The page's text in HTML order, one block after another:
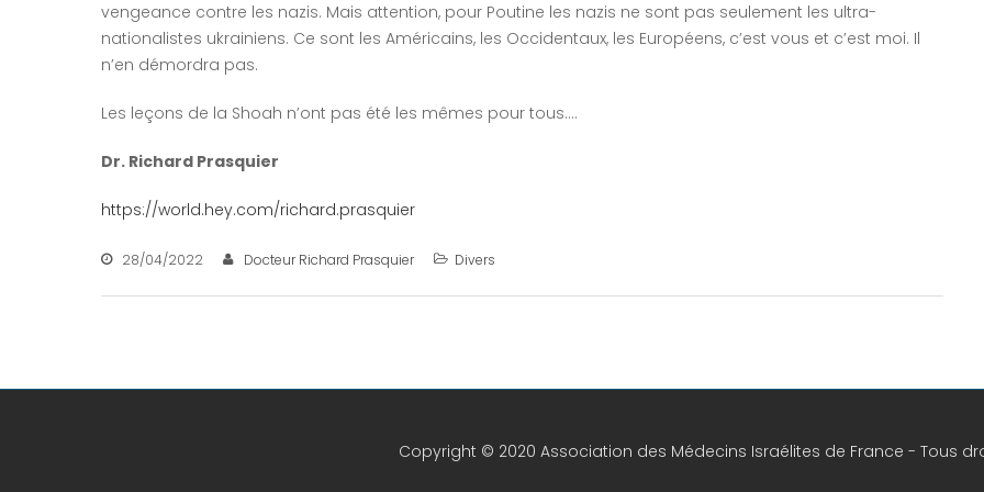
vengeance contre les nazis. Mais attention, pour Poutine les nazis ne sont pas seulement les ultra-
nationalistes ukrainiens. Ce sont les Américains, les Occidentaux, les Européens, c’est vous et c’est moi. Il
n’en démordra pas.
Les leçons de la Shoah n’ont pas été les mêmes pour tous….
Dr. Richard Prasquier
https://world.hey.com/richard.prasquier
28/04/2022 Docteur Richard Prasquier Divers
Copyright © 2020 Association des Médecins Israélites de France - Tous